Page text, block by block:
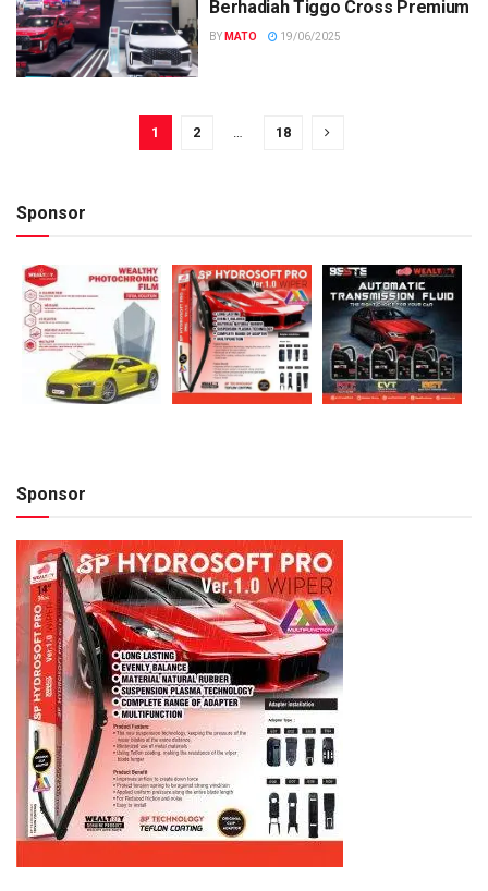
Berhadiah Tiggo Cross Premium
BY MATO 19/06/2025
1 2 … 18
Sponsor
Sponsor